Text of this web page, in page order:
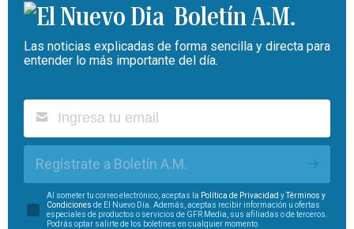
Boletín A.M.
Las noticias explicadas de forma sencilla y directa para
entender lo más importante del día.
Regístrate a Boletín A.M.
Al someter tu correo electrónico, aceptas la Política de Privacidad yTérminos y
Condiciones de El Nuevo Día. Además, aceptas recibir información u ofertas
especiales de productos o servicios de GFR Media, sus afiliadas o de terceros.
Podrás optar salirte de los boletines en cualquier momento.